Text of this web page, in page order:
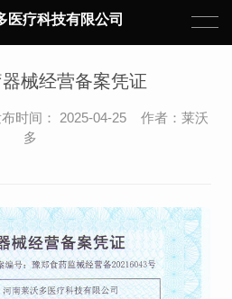
医疗科技有限公司
械经营备案凭证
时间： 2025-04-25 作者：莱沃
多